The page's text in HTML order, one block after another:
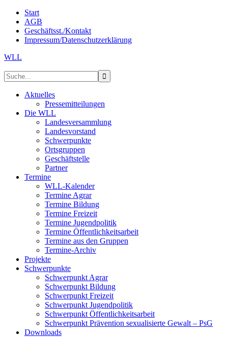
Start
AGB
Geschäftsst./Kontakt
Impressum/Datenschutzerklärung
WLL
Aktuelles
Pressemitteilungen
Die WLL
Landesversammlung
Landesvorstand
Schwerpunkte
Ortsgruppen
Geschäftstelle
Partner
Termine
WLL-Kalender
Termine Agrar
Termine Bildung
Termine Freizeit
Termine Jugendpolitik
Termine Öffentlichkeitsarbeit
Termine aus den Gruppen
Termine-Archiv
Projekte
Schwerpunkte
Schwerpunkt Agrar
Schwerpunkt Bildung
Schwerpunkt Freizeit
Schwerpunkt Jugendpolitik
Schwerpunkt Öffentlichkeitsarbeit
Schwerpunkt Prävention sexualisierte Gewalt – PsG
Downloads